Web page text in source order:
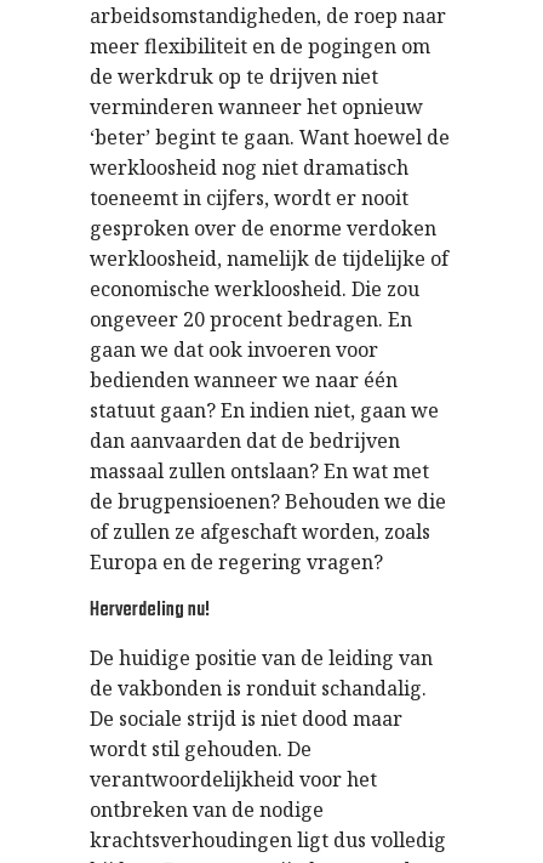
arbeidsomstandigheden, de roep naar
meer flexibiliteit en de pogingen om
de werkdruk op te drijven niet
verminderen wanneer het opnieuw
‘beter’ begint te gaan. Want hoewel de
werkloosheid nog niet dramatisch
toeneemt in cijfers, wordt er nooit
gesproken over de enorme verdoken
werkloosheid, namelijk de tijdelijke of
economische werkloosheid. Die zou
ongeveer 20 procent bedragen. En
gaan we dat ook invoeren voor
bedienden wanneer we naar één
statuut gaan? En indien niet, gaan we
dan aanvaarden dat de bedrijven
massaal zullen ontslaan? En wat met
de brugpensioenen? Behouden we die
of zullen ze afgeschaft worden, zoals
Europa en de regering vragen?
Herverdeling nu!
De huidige positie van de leiding van
de vakbonden is ronduit schandalig.
De sociale strijd is niet dood maar
wordt stil gehouden. De
verantwoordelijkheid voor het
ontbreken van de nodige
krachtsverhoudingen ligt dus volledig